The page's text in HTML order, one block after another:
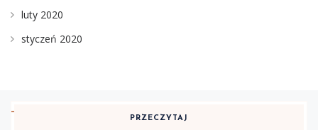
luty 2020
styczeń 2020
PRZECZYTAJ